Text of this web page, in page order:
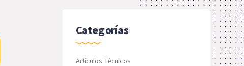
Categorías
Artículos Técnicos